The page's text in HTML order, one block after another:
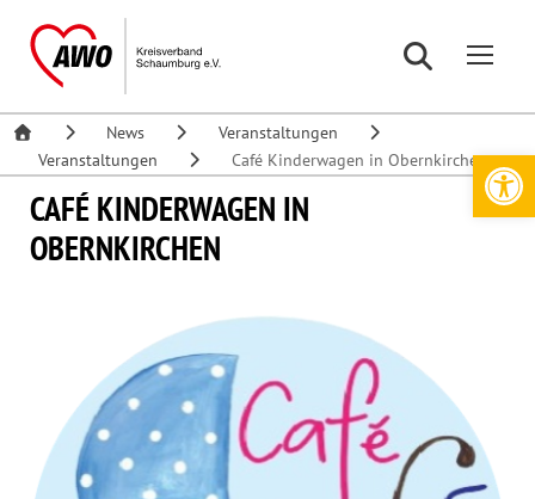
Werkzeugleiste öffnen
News
Veranstaltungen
Veranstaltungen
Café Kinderwagen in Obernkirchen
CAFÉ KINDERWAGEN IN
OBERNKIRCHEN